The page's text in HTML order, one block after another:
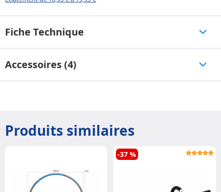
Fiche Technique
Accessoires (4)
Produits similaires
-37 %